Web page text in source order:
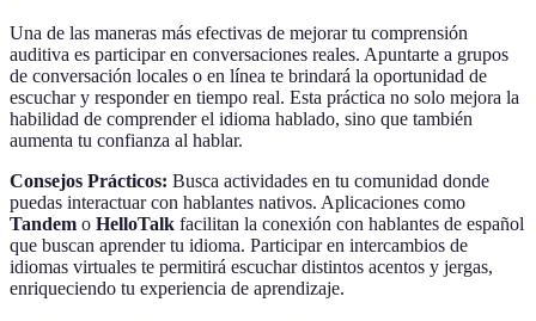
Una de las maneras más efectivas de mejorar tu comprensión
auditiva es participar en conversaciones reales. Apuntarte a grupos
de conversación locales o en línea te brindará la oportunidad de
escuchar y responder en tiempo real. Esta práctica no solo mejora la
habilidad de comprender el idioma hablado, sino que también
aumenta tu confianza al hablar.
Consejos Prácticos: Busca actividades en tu comunidad donde
puedas interactuar con hablantes nativos. Aplicaciones como
Tandem o HelloTalk facilitan la conexión con hablantes de español
que buscan aprender tu idioma. Participar en intercambios de
idiomas virtuales te permitirá escuchar distintos acentos y jergas,
enriqueciendo tu experiencia de aprendizaje.